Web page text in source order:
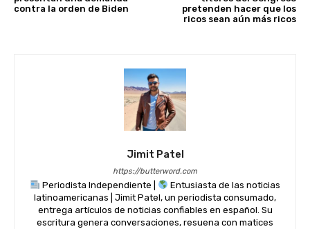
contra la orden de Biden
pretenden hacer que los
ricos sean aún más ricos
Jimit Patel
https://butterword.com
Periodista Independiente |
Entusiasta de las noticias
latinoamericanas | Jimit Patel, un periodista consumado,
entrega artículos de noticias confiables en español. Su
escritura genera conversaciones, resuena con matices